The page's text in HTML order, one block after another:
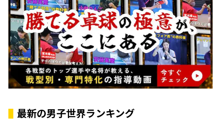
最新の男子世界ランキング